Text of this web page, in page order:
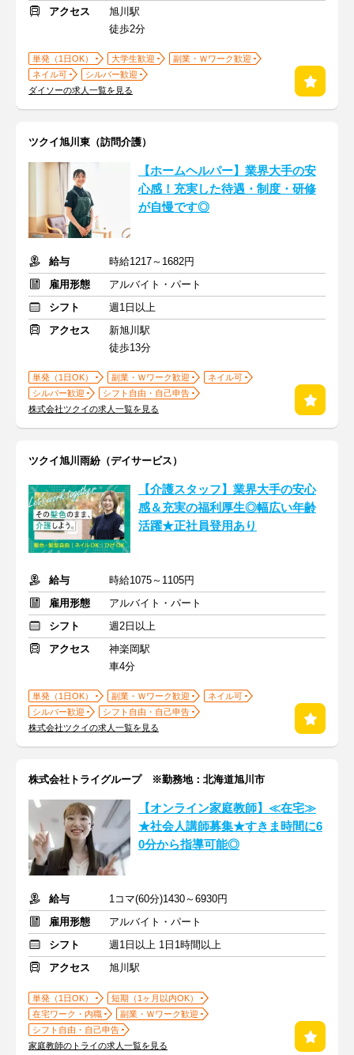
アクセス
旭川駅
徒歩2分
単発（1日OK） 大学生歓迎
副業・Ｗワーク歓迎
ネイル可
シルバー歓迎
ダイソーの求人一覧を見る
ツクイ旭川東（訪問介護）
【ホームヘルパー】業界大手の安
心感！充実した待遇・制度・研修
が自慢です◎
給与
時給1217～1682円
雇用形態
アルバイト・パート
シフト
週1日以上
アクセス
新旭川駅
徒歩13分
単発（1日OK） 副業・Ｗワーク歓迎
ネイル可
シルバー歓迎
シフト自由・自己申告
株式会社ツクイの求人一覧を見る
ツクイ旭川雨紛（デイサービス）
【介護スタッフ】業界大手の安心
感＆充実の福利厚生◎幅広い年齢
活躍★正社員登用あり
給与
時給1075～1105円
雇用形態
アルバイト・パート
シフト
週2日以上
アクセス
神楽岡駅
車4分
単発（1日OK） 副業・Ｗワーク歓迎
ネイル可
シルバー歓迎
シフト自由・自己申告
株式会社ツクイの求人一覧を見る
株式会社トライグループ ※勤務地：北海道旭川市
【オンライン家庭教師】≪在宅≫
★社会人講師募集★すきま時間に6
0分から指導可能◎
給与
1コマ(60分)1430～6930円
雇用形態
アルバイト・パート
シフト
週1日以上 1日1時間以上
アクセス
旭川駅
単発（1日OK）
短期（1ヶ月以内OK）
在宅ワーク・内職
副業・Ｗワーク歓迎
シフト自由・自己申告
家庭教師のトライの求人一覧を見る